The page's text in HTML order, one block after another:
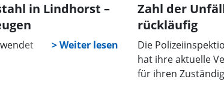
in Lindhorst –
Zahl der
rückläufig
Die
hat ihre aktuelle
für ihren